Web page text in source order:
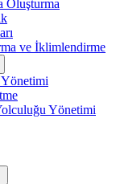
Oluşturma
ve İklimlendirme
Yönetimi